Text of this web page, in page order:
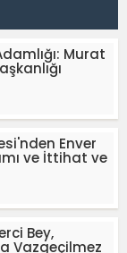
Murat
Enver
ve İttihat ve
Bey,
Vazgeçilmez